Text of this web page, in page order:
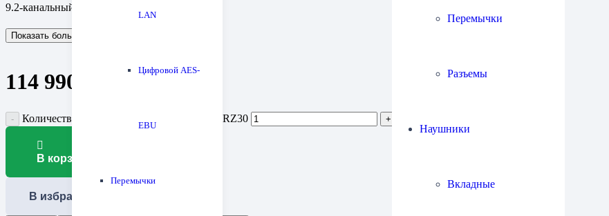
LAN
Цифровой AES-
EBU
Перемычки
Перемычки
Разъемы
Наушники
Вкладные
9.2-канальный сетевой AV-ресивер
Показать больше
114 990
Количество товара Ав ресивер Onkyo TX-RZ30
В корзину
В избранное